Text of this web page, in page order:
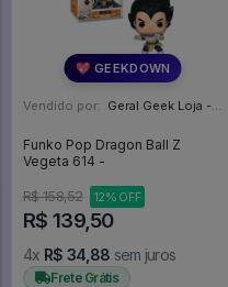
💖 GEEKDOWN
Vendido por: Geral Geek Loja - SP
Funko Pop Dragon Ball Z
Vegeta 614 -
R$ 158,52 12% OFF
R$ 139,50
4x R$ 34,88 sem juros
Frete Grátis